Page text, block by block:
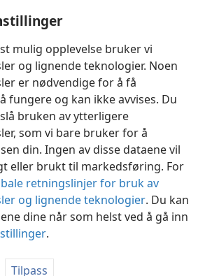
mulig opplevelse bruker vi
og lignende teknologier. Noen
er nødvendige for å få
fungere og kan ikke avvises. Du
bruken av ytterligere
som vi bare bruker for å
din. Ingen av disse dataene vil
eller brukt til markedsføring. For
retningslinjer for bruk av
og lignende teknologier. Du kan
dine når som helst ved å gå inn
.
Tilpass
* +ble alle nasjonene villedet.
det funnet blod av profeter og av
som er blitt drept på jorden.»
Del Innstillinger
Tower Bible and Tract Society of Pennsylvania
Personverninnstillinger
JW.ORG
Logg inn